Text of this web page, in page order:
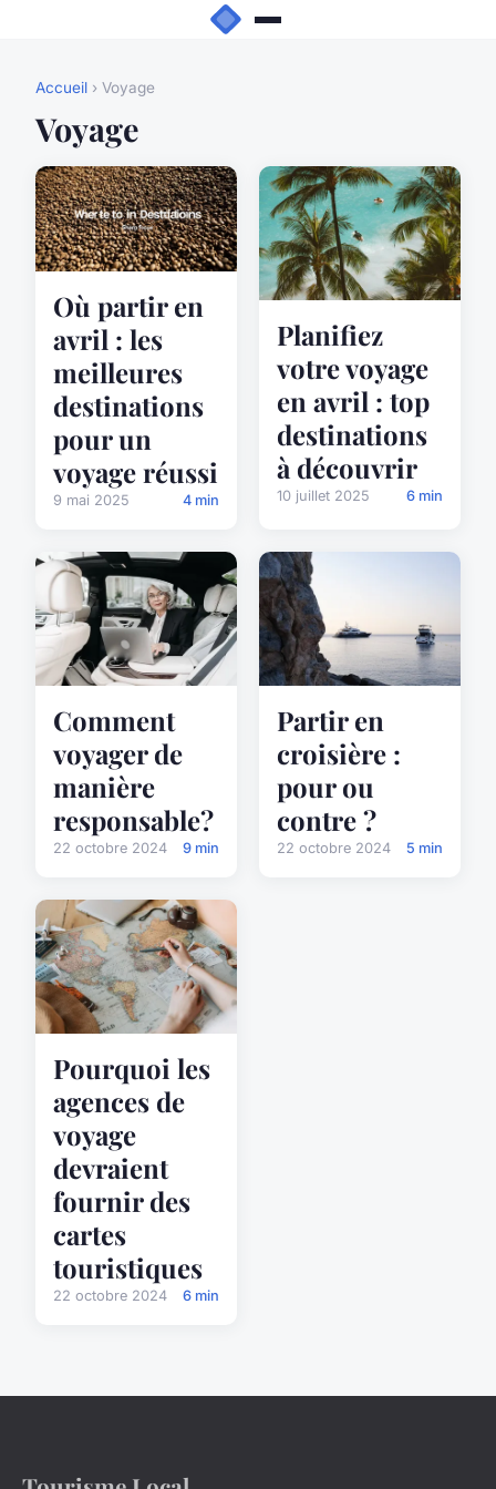
Accueil › Voyage
Voyage
Où partir en
avril : les
meilleures
destinations
pour un
voyage réussi
9 mai 2025 4 min
Planifiez
votre voyage
en avril : top
destinations
à découvrir
10 juillet 2025 6 min
Comment
voyager de
manière
responsable?
22 octobre 2024 9 min
Partir en
croisière :
pour ou
contre ?
22 octobre 2024 5 min
Pourquoi les
agences de
voyage
devraient
fournir des
cartes
touristiques
22 octobre 2024 6 min